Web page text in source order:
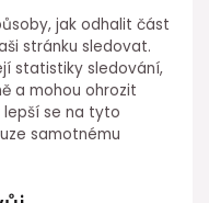
jak odhalit část
stránku sledovat.
statistiky sledování,
a mohou ohrozit
se na tyto
samotnému